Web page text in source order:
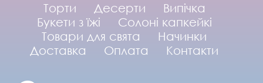
Торти Десерти
Випічка
Букети з їжі
Солоні капкейкі
Товари для свята
Начинки
Доставка
Оплата Контакти